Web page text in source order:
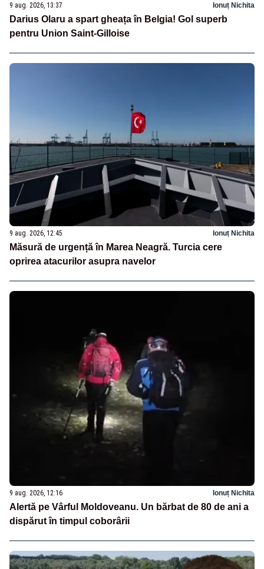
9 aug. 2026, 13:37 Ionuț Nichita
Darius Olaru a spart gheața în Belgia! Gol superb
pentru Union Saint-Gilloise
9 aug. 2026, 12:45 Ionuț Nichita
Măsură de urgență în Marea Neagră. Turcia cere
oprirea atacurilor asupra navelor
9 aug. 2026, 12:16 Ionuț Nichita
Alertă pe Vârful Moldoveanu. Un bărbat de 80 de ani a
dispărut în timpul coborârii